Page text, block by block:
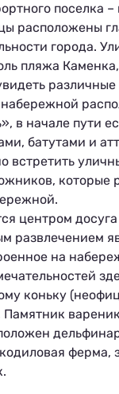
поселка –
расположены
города.
пляжа
в начале пути
батутами и
встретить
которые
центром
развлечением
на
коньку
Памятник
ферма,